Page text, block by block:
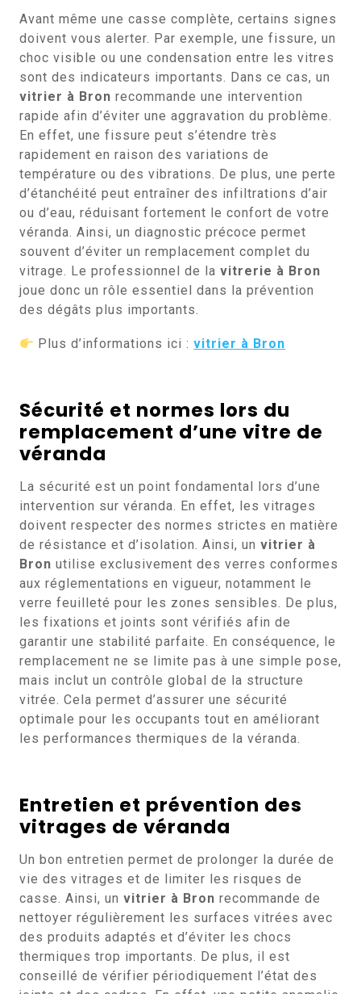
Avant même une casse complète, certains signes
doivent vous alerter. Par exemple, une fissure, un
choc visible ou une condensation entre les vitres
sont des indicateurs importants. Dans ce cas, un
vitrier à Bron recommande une intervention
rapide afin d’éviter une aggravation du problème.
En effet, une fissure peut s’étendre très
rapidement en raison des variations de
température ou des vibrations. De plus, une perte
d’étanchéité peut entraîner des infiltrations d’air
ou d’eau, réduisant fortement le confort de votre
véranda. Ainsi, un diagnostic précoce permet
souvent d’éviter un remplacement complet du
vitrage. Le professionnel de la vitrerie à Bron
joue donc un rôle essentiel dans la prévention
des dégâts plus importants.
Plus d’informations ici :vitrier à Bron
Sécurité et normes lors du
remplacement d’une vitre de
véranda
La sécurité est un point fondamental lors d’une
intervention sur véranda. En effet, les vitrages
doivent respecter des normes strictes en matière
de résistance et d’isolation. Ainsi, un vitrier à
Bron utilise exclusivement des verres conformes
aux réglementations en vigueur, notamment le
verre feuilleté pour les zones sensibles. De plus,
les fixations et joints sont vérifiés afin de
garantir une stabilité parfaite. En conséquence, le
remplacement ne se limite pas à une simple pose,
mais inclut un contrôle global de la structure
vitrée. Cela permet d’assurer une sécurité
optimale pour les occupants tout en améliorant
les performances thermiques de la véranda.
Entretien et prévention des
vitrages de véranda
Un bon entretien permet de prolonger la durée de
vie des vitrages et de limiter les risques de
casse. Ainsi, un vitrier à Bron recommande de
nettoyer régulièrement les surfaces vitrées avec
des produits adaptés et d’éviter les chocs
thermiques trop importants. De plus, il est
conseillé de vérifier périodiquement l’état des